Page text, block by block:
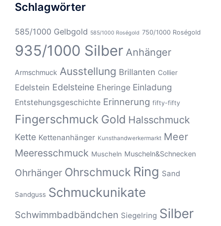
Schlagwörter
585/1000 Gelbgold 585/1000 Roségold 750/1000 Roségold
935/1000 Silber Anhänger
Armschmuck Ausstellung Brillanten Collier
Edelstein Edelsteine Eheringe Einladung
Entstehungsgeschichte Erinnerung fifty-fifty
Fingerschmuck Gold Halsschmuck
Kette Kettenanhänger Kunsthandwerkermarkt Meer
Meeresschmuck Muscheln Muscheln&Schnecken
Ohrhänger Ohrschmuck Ring Sand
Sandguss Schmuckunikate
Schwimmbadbändchen Siegelring Silber